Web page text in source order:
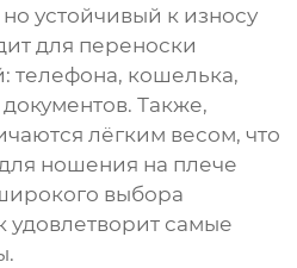
устойчивый к износу
для переноски
телефона, кошелька,
Также,
лёгким весом, что
ношения на плече
выбора
удовлетворит самые